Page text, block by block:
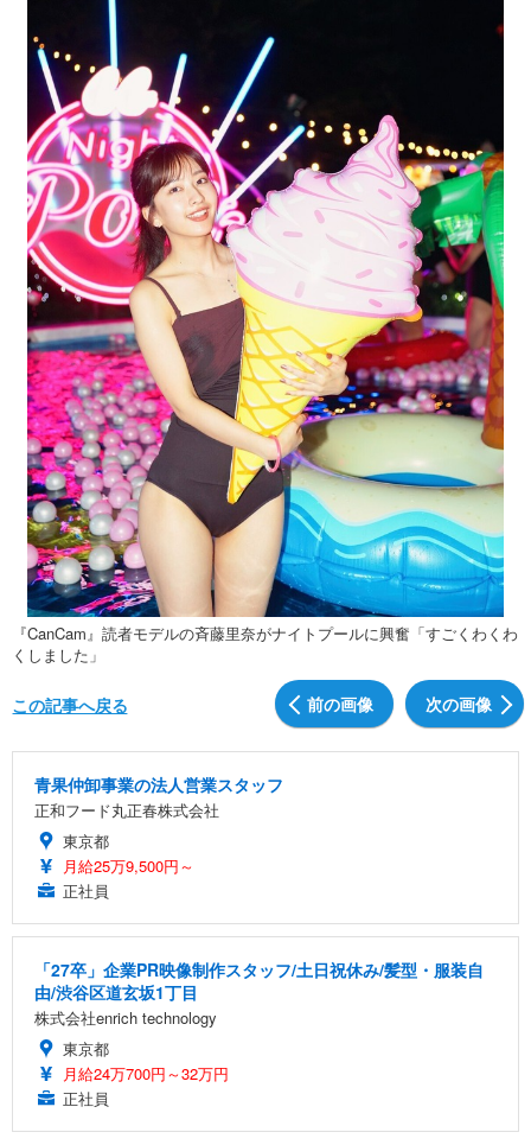
『CanCam』読者モデルの斉藤里奈がナイトプールに興奮「すごくわくわ
くしました」
前の画像 次の画像
この記事へ戻る
青果仲卸事業の法人営業スタッフ
正和フード丸正春株式会社
東京都
月給25万9,500円～
正社員
「27卒」企業PR映像制作スタッフ/土日祝休み/髪型・服装自
由/渋谷区道玄坂1丁目
株式会社enrich technology
東京都
月給24万700円～32万円
正社員